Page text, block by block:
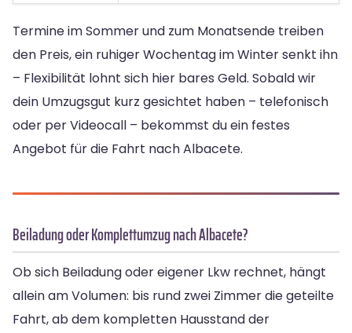
Termine im Sommer und zum Monatsende treiben
den Preis, ein ruhiger Wochentag im Winter senkt ihn
– Flexibilität lohnt sich hier bares Geld. Sobald wir
dein Umzugsgut kurz gesichtet haben – telefonisch
oder per Videocall – bekommst du ein festes
Angebot für die Fahrt nach Albacete.
Beiladung oder Komplettumzug nach Albacete?
Ob sich Beiladung oder eigener Lkw rechnet, hängt
allein am Volumen: bis rund zwei Zimmer die geteilte
Fahrt, ab dem kompletten Hausstand der